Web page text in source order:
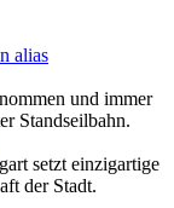
alias
und immer
Standseilbahn.
setzt einzigartige
der Stadt.